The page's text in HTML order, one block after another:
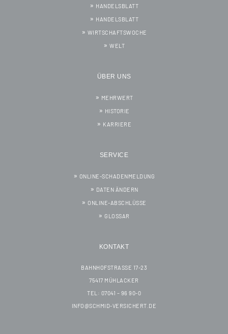
HANDELSBLATT
HANDELSBLATT
WIRTSCHAFTSWOCHE
WELT
ÜBER UNS
MEHRWERT
HISTORIE
KARRIERE
SERVICE
ONLINE-SCHADENMELDUNG
DATEN ÄNDERN
ONLINE-ABSCHLÜSSE
GLOSSAR
KONTAKT
BAHNHOFSTRASSE 17-23
75417 MÜHLACKER
TEL: 07041 – 96 90-0
INFO@SCHMID-VERSICHERT.DE